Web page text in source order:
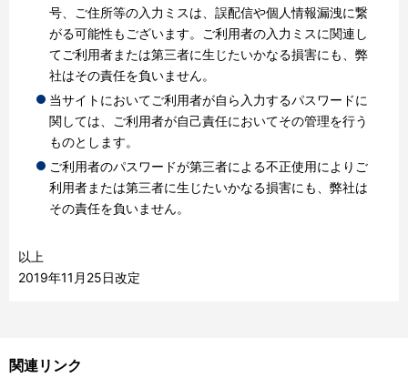
号、ご住所等の入力ミスは、誤配信や個人情報漏洩に繋
がる可能性もございます。ご利用者の入力ミスに関連し
てご利用者または第三者に生じたいかなる損害にも、弊
社はその責任を負いません。
当サイトにおいてご利用者が自ら入力するパスワードに
関しては、ご利用者が自己責任においてその管理を行う
ものとします。
ご利用者のパスワードが第三者による不正使用によりご
利用者または第三者に生じたいかなる損害にも、弊社は
その責任を負いません。
以上
2019年11月25日改定
関連リンク